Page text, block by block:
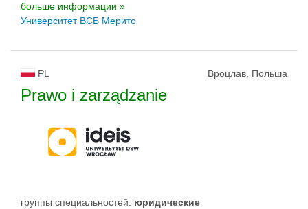
больше информации »
Университет ВСБ Мерито
PL Вроцлав, Польша
Prawo i zarządzanie
группы специальностей: юридические